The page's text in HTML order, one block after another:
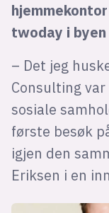
twoday i byen
– Det jeg
Consulting
sosiale
første besøk
igjen den
Eriksen i en